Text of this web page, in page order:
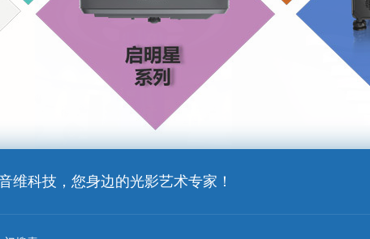
维科技，您身边的光影艺术专家！